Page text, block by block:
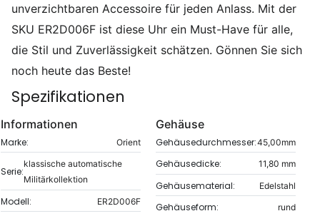
unverzichtbaren Accessoire für jeden Anlass. Mit der
SKU ER2D006F ist diese Uhr ein Must-Have für alle,
die Stil und Zuverlässigkeit schätzen. Gönnen Sie sich
noch heute das Beste!
Spezifikationen
Informationen
Marke: Orient
Serie:
klassische automatische
Militärkollektion
Modell: ER2D006F
Gehäuse
Gehäusedurchmesser:45,00mm
Gehäusedicke: 11,80 mm
Gehäusematerial: Edelstahl
Gehäuseform: rund